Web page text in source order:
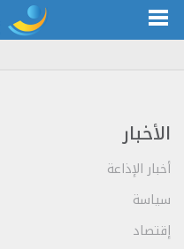
الأخبار
أخبار الإذاعة
سياسة
إقتصاد